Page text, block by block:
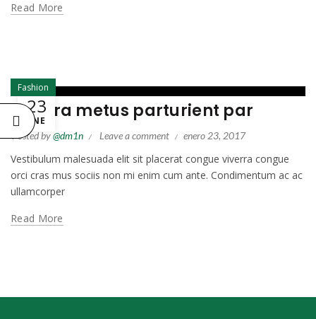
Read More
23
ENE
Fashion
Viverra metus parturient par
Posted by@dm1n Leave a comment enero 23, 2017
Vestibulum malesuada elit sit placerat congue viverra congue
orci cras mus sociis non mi enim cum ante. Condimentum ac ac
ullamcorper
Read More